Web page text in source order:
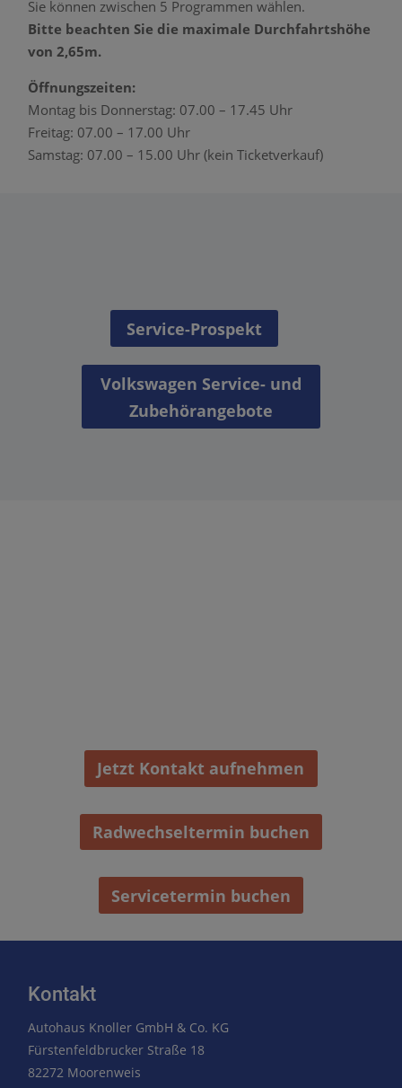
Sie können zwischen 5 Programmen wählen.
Bitte beachten Sie die maximale Durchfahrtshöhe
von 2,65m.
Öffnungszeiten:
Montag bis Donnerstag: 07.00 – 17.45 Uhr
Freitag: 07.00 – 17.00 Uhr
Samstag: 07.00 – 15.00 Uhr (kein Ticketverkauf)
Service-Prospekt
Volkswagen Service- und
Zubehörangebote
Jetzt Kontakt aufnehmen
Radwechseltermin buchen
Servicetermin buchen
Kontakt
Autohaus Knoller GmbH & Co. KG
Fürstenfeldbrucker Straße 18
82272 Moorenweis